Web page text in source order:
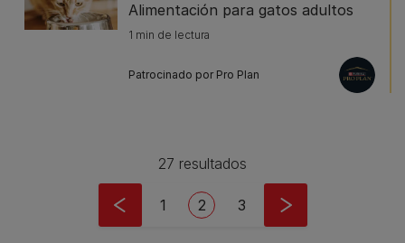
Alimentación para gatos adultos
1 min de lectura
Patrocinado por Pro Plan
27 resultados
Page
1 Current page
2 Page
3